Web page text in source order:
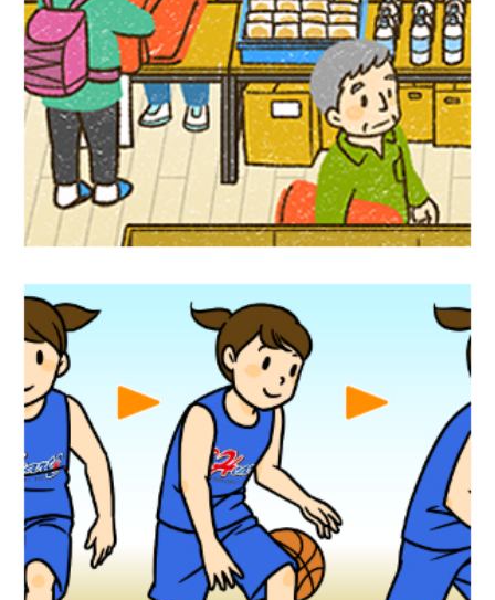
児童書イラスト『アクティブ！家庭科』偕
成社
スポーツイラスト『バスケットボールルー
ルブック』リーフラス